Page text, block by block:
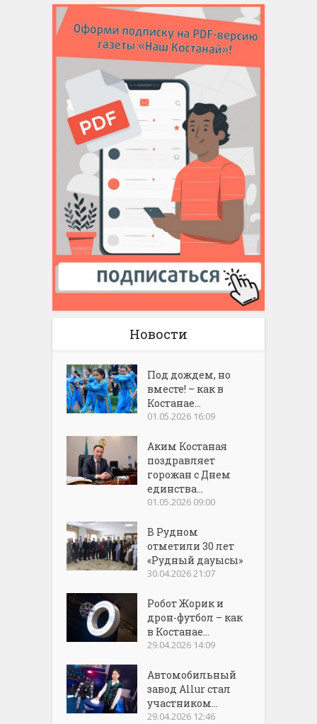
Новости
Под дождем, но
вместе! – как в
Костанае...
01.05.2026 16:09
Аким Костаная
поздравляет
горожан с Днем
единства...
01.05.2026 09:00
В Рудном
отметили 30 лет
«Рудный дауысы»
30.04.2026 21:07
Робот Жорик и
дрон-футбол – как
в Костанае...
29.04.2026 14:09
Автомобильный
завод Allur стал
участником...
29.04.2026 12:46